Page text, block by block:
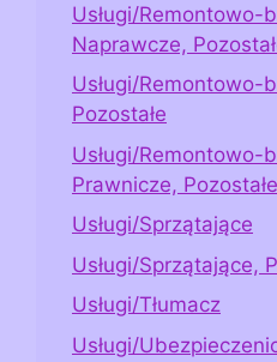
Usługi/Remontowo-
Naprawcze,
Usługi/Remontowo-
Pozostałe
Usługi/Remontowo-
Prawnicze, Pozostałe
Usługi/Sprzątające
Usługi/Sprzątające,
Usługi/Tłumacz
Usługi/